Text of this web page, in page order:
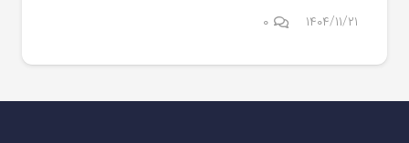
۱۴۰۴/۱۱/۲۱ ۰